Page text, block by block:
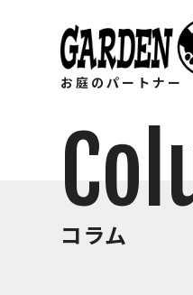
お庭のパートナー
コラム